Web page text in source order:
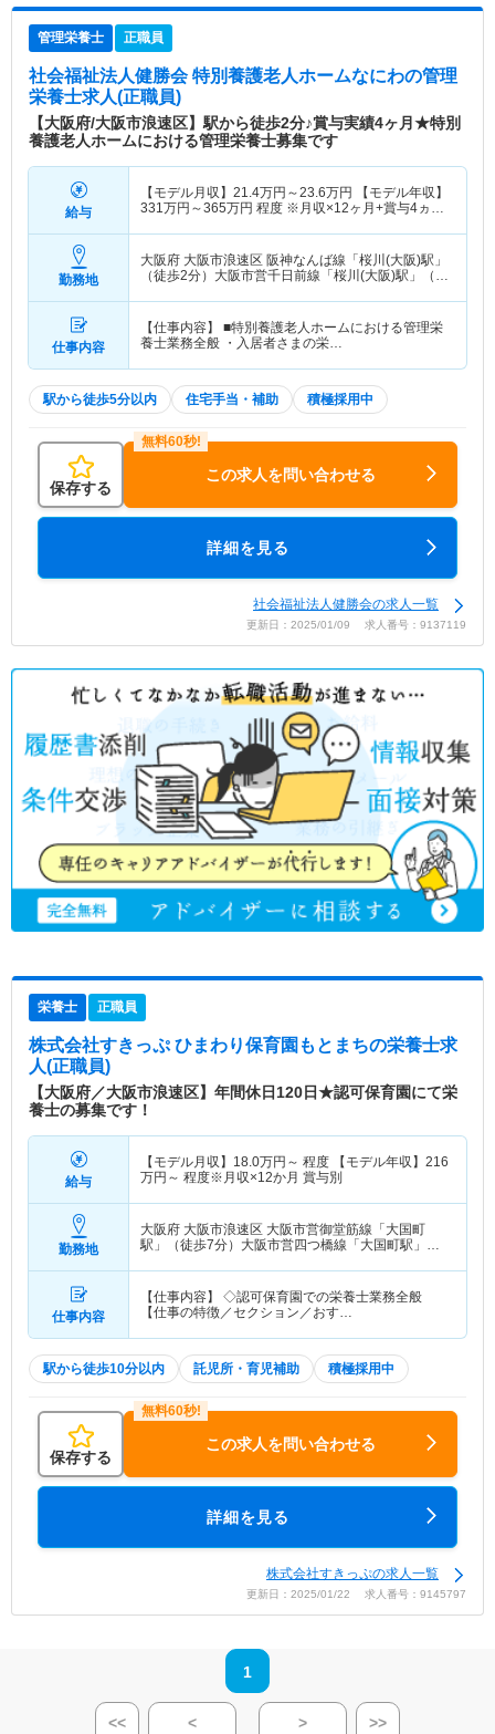
管理栄養士 正職員
社会福祉法人健勝会 特別養護老人ホームなにわの管理
栄養士求人(正職員)
【大阪府/大阪市浪速区】駅から徒歩2分♪賞与実績4ヶ月★特別
養護老人ホームにおける管理栄養士募集です
給与
【モデル月収】 21.4万円～23.6万円
【モデル年収】
331万円～365万円 程度 ※月収×12ヶ月+賞与4ヵ月
勤務地
大阪府 大阪市浪速区 阪神なんば線「桜川(大阪)駅」
（徒歩2分）大阪市営千日前線「桜川(大阪)駅」（徒
仕事内容
【仕事内容】 ■特別養護老人ホームにおける管理栄
養士業務全般 ・入居者さまの栄…
駅から徒歩5分以内 住宅手当・補助 積極採用中
保存する
この求人を問い合わせる
詳細を見る
社会福祉法人健勝会の求人一覧
更新日：2025/01/09 求人番号：9137119
栄養士 正職員
株式会社すきっぷ ひまわり保育園もとまちの栄養士求
人(正職員)
【大阪府／大阪市浪速区】年間休日120日★認可保育園にて栄
養士の募集です！
給与
【モデル月収】 18.0万円～ 程度 【モデル年収】 216
万円～ 程度※月収×12か月 賞与別
勤務地
大阪府 大阪市浪速区 大阪市営御堂筋線「大国町
駅」（徒歩7分）大阪市営四つ橋線「大国町駅」
仕事内容
【仕事内容】 ◇認可保育園での栄養士業務全般
【仕事の特徴／セクション／おす…
駅から徒歩10分以内 託児所・育児補助 積極採用中
保存する
この求人を問い合わせる
詳細を見る
株式会社すきっぷの求人一覧
更新日：2025/01/22 求人番号：9145797
1
<< < > >>